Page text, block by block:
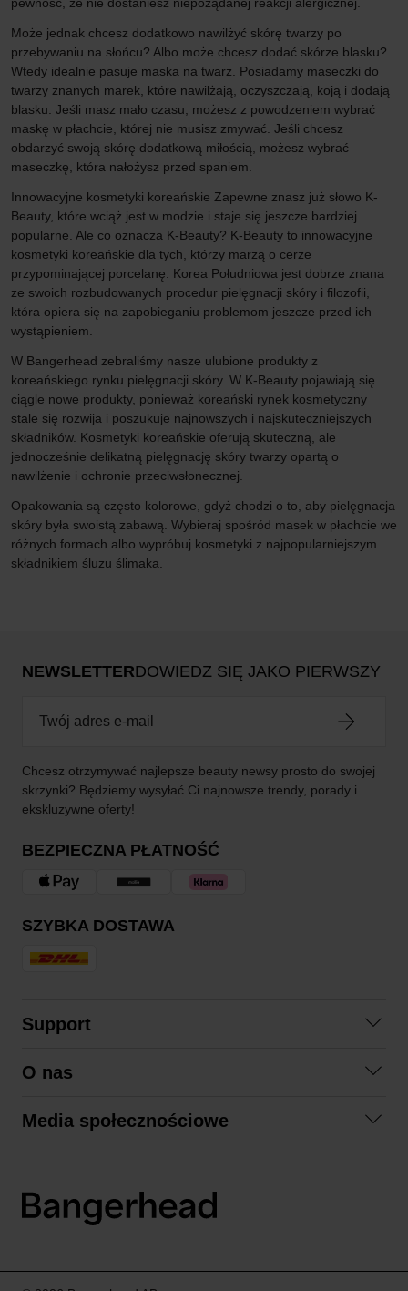
Może jednak chcesz dodatkowo nawilżyć skórę twarzy po
przebywaniu na słońcu? Albo może chcesz dodać skórze blasku?
Wtedy idealnie pasuje maska ​​na twarz. Posiadamy maseczki do
twarzy znanych marek, które nawilżają, oczyszczają, koją i dodają
blasku. Jeśli masz mało czasu, możesz z powodzeniem wybrać
maskę w płachcie, której nie musisz zmywać. Jeśli chcesz
obdarzyć swoją skórę dodatkową miłością, możesz wybrać
maseczkę, która nałożysz przed spaniem.
Innowacyjne kosmetyki koreańskie Zapewne znasz już słowo K-
Beauty, które wciąż jest w modzie i staje się jeszcze bardziej
popularne. Ale co oznacza K-Beauty? K-Beauty to innowacyjne
kosmetyki koreańskie dla tych, którzy marzą o cerze
przypominającej porcelanę. Korea Południowa jest dobrze znana
ze swoich rozbudowanych procedur pielęgnacji skóry i filozofii,
która opiera się na zapobieganiu problemom jeszcze przed ich
wystąpieniem.
W Bangerhead zebraliśmy nasze ulubione produkty z
koreańskiego rynku pielęgnacji skóry. W K-Beauty pojawiają się
ciągle nowe produkty, ponieważ koreański rynek kosmetyczny
stale się rozwija i poszukuje najnowszych i najskuteczniejszych
składników. Kosmetyki koreańskie oferują skuteczną, ale
jednocześnie delikatną pielęgnację skóry twarzy opartą o
nawilżenie i ochronie przeciwsłonecznej.
Opakowania są często kolorowe, gdyż chodzi o to, aby pielęgnacja
skóry była swoistą zabawą. Wybieraj spośród masek w płachcie we
różnych formach albo wypróbuj kosmetyki z najpopularniejszym
składnikiem śluzu ślimaka.
NEWSLETTERDOWIEDZ SIĘ JAKO PIERWSZY
Chcesz otrzymywać najlepsze beauty newsy prosto do swojej
skrzynki? Będziemy wysyłać Ci najnowsze trendy, porady i
ekskluzywne oferty!
BEZPIECZNA PŁATNOŚĆ
SZYBKA DOSTAWA
Support
Regulamin zakupów
O nas
Zrównoważony rozwój
Media społecznościowe
LinkedIn